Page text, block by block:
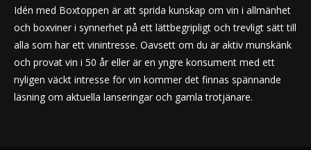
Idén med Boxtoppen är att sprida kunskap om vin i allmänhet
och boxviner i synnerhet på ett lättbegripligt och trevligt sätt till
alla som har ett vinintresse. Oavsett om du är aktiv munskänk
och provat vin i 50 år eller är en yngre konsument med ett
nyligen väckt intresse för vin kommer det finnas spännande
läsning om aktuella lanseringar och gamla trotjänare.